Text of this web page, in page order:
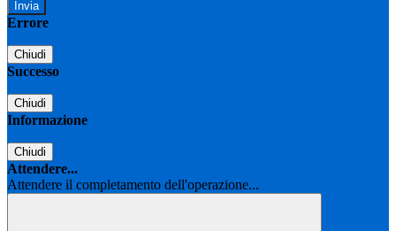
Errore
Chiudi
Successo
Chiudi
Informazione
Chiudi
Attendere...
Attendere il completamento dell'operazione...